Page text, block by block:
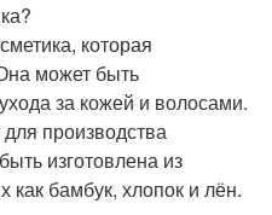
которая
может быть
за кожей и волосами.
производства
изготовлена из
как бамбук, хлопок и лён.